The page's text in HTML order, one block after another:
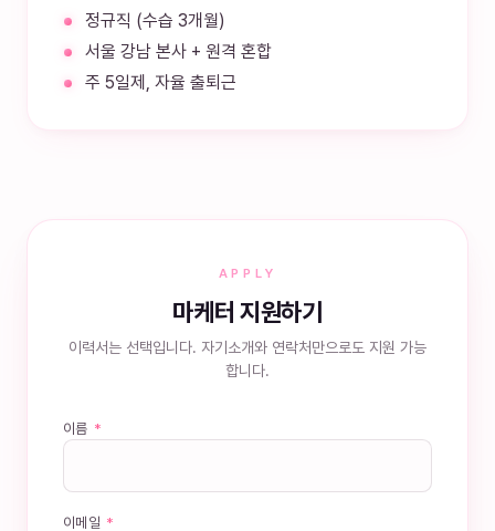
정규직 (수습 3개월)
서울 강남 본사 + 원격 혼합
주 5일제, 자율 출퇴근
APPLY
마케터 지원하기
이력서는 선택입니다. 자기소개와 연락처만으로도 지원 가능
합니다.
이름 *
이메일 *